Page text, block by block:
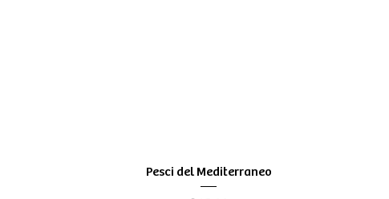
Visualização rápida
Pesci del Mediterraneo